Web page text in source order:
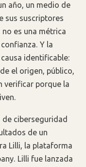
año, un medio de
sus suscriptores
es una métrica
Y la
identificable:
el origen, público,
verificar porque la
de ciberseguridad
de un
Lilli, la plataforma
Lilli fue lanzada